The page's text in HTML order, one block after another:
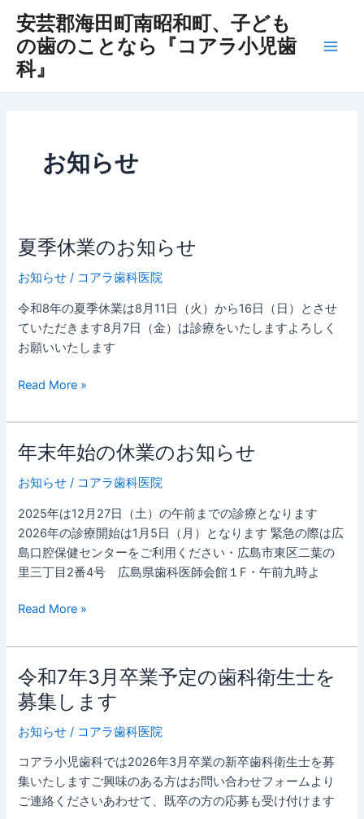
安芸郡海田町南昭和町、子ども
の歯のことなら『コアラ小児歯
科』
お知らせ
夏季休業のお知らせ
お知らせ / コアラ歯科医院
令和8年の夏季休業は8月11日（火）から16日（日）とさせ
ていただきます8月7日（金）は診療をいたしますよろしく
お願いいたします
夏
休
業
の
お
ら
Read More »
年末年始の休業のお知らせ
お知らせ / コアラ歯科医院
2025年は12月27日（土）の午前までの診療となります
2026年の診療開始は1月5日（月）となります 緊急の際は広
島口腔保健センターをご利用ください・広島市東区二葉の
里三丁目2番4号 広島県歯科医師会館１F・午前九時よ
年
年
始
の
休
業
お
ら
Read More »
令和7年3月卒業予定の歯科衛生士を
募集します
お知らせ / コアラ歯科医院
コアラ小児歯科では2026年3月卒業の新卒歯科衛生士を募
集いたしますご興味のある方はお問い合わせフォームより
ご連絡くださいあわせて、既卒の方の応募も受け付けます
令
和
7
年
月
卒
業
稿
の
ペ